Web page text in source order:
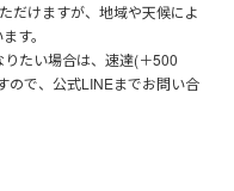
だけますが、地域や天候によ
す。
たい場合は、速達(＋500
ので、公式LINEまでお問い合